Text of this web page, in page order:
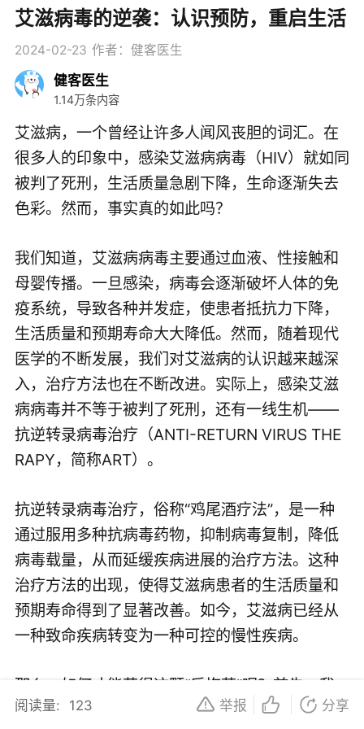
艾滋病毒的逆袭：认识预防，重启生活
2024-02-23 作者：健客医生
健客医生
1.14万条内容
艾滋病，一个曾经让许多人闻风丧胆的词汇。在
很多人的印象中，感染艾滋病病毒（HIV）就如同
被判了死刑，生活质量急剧下降，生命逐渐失去
色彩。然而，事实真的如此吗？
我们知道，艾滋病病毒主要通过血液、性接触和
母婴传播。一旦感染，病毒会逐渐破坏人体的免
疫系统，导致各种并发症，使患者抵抗力下降，
生活质量和预期寿命大大降低。然而，随着现代
医学的不断发展，我们对艾滋病的认识越来越深
入，治疗方法也在不断改进。实际上，感染艾滋
病病毒并不等于被判了死刑，还有一线生机——
抗逆转录病毒治疗（ANTI-RETURN VIRUS THE
RAPY，简称ART）。
抗逆转录病毒治疗，俗称“鸡尾酒疗法”，是一种
通过服用多种抗病毒药物，抑制病毒复制，降低
病毒载量，从而延缓疾病进展的治疗方法。这种
治疗方法的出现，使得艾滋病患者的生活质量和
预期寿命得到了显著改善。如今，艾滋病已经从
一种致命疾病转变为一种可控的慢性疾病。
那么，如何才能获得这颗“后悔药”呢？首先，我
们要了解艾滋病的传播途径，采取有效的预防措
阅读量: 123 举报 分享